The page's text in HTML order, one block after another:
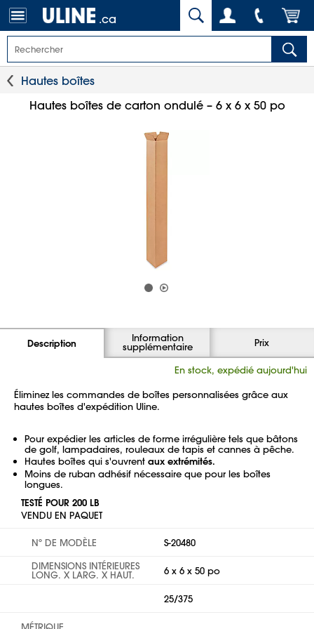
.ca
Hautes boîtes
Hautes boîtes de carton ondulé – 6 x 6 x 50 po
Description Information
supplémentaire Prix
En stock, expédié aujourd'hui
Éliminez les commandes de boîtes personnalisées grâce aux
hautes boîtes d'expédition Uline.
Pour expédier les articles de forme irrégulière tels que bâtons
de golf, lampadaires, rouleaux de tapis et cannes à pêche.
Hautes boîtes qui s'ouvrent aux extrémités.
Moins de ruban adhésif nécessaire que pour les boîtes
longues.
TESTÉ POUR 200 LB
VENDU EN PAQUET
Nº DE MODÈLE
S-20480
DIMENSIONS INTÉRIEURES
LONG. X LARG. X HAUT. 6 x 6 x 50 po
25/375
MÉTRIQUE